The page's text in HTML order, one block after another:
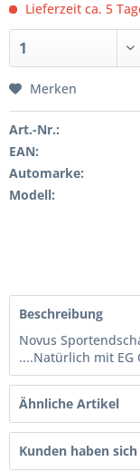
Lieferzeit ca. 5
Merken
Art.-Nr.:
EAN:
Automarke:
Modell:
Beschreibung
Novus
....Natürlich mit EG
Ähnliche Artikel
Kunden haben